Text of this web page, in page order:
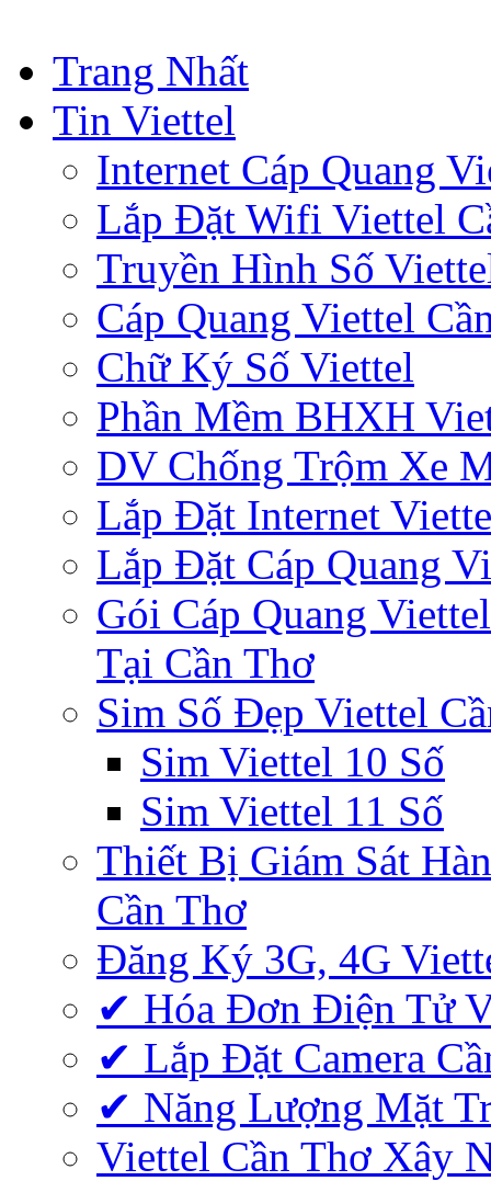
Trang Nhất
Tin Viettel
Internet Cáp Quang
Lắp Đặt Wifi Viettel
Truyền Hình Số
Cáp Quang Viettel
Chữ Ký Số Viettel
Phần Mềm BHXH
DV Chống Trộm Xe
Lắp Đặt Internet
Lắp Đặt Cáp Quang
Gói Cáp Quang
Tại Cần Thơ
Sim Số Đẹp Viettel
Sim Viettel 10 Số
Sim Viettel 11 Số
Thiết Bị Giám Sát
Cần Thơ
Đăng Ký 3G, 4G
✔‎ Hóa Đơn Điện Tử
✔‎ Lắp Đặt Camera
✔‎ Năng Lượng Mặt
Viettel Cần Thơ Xây